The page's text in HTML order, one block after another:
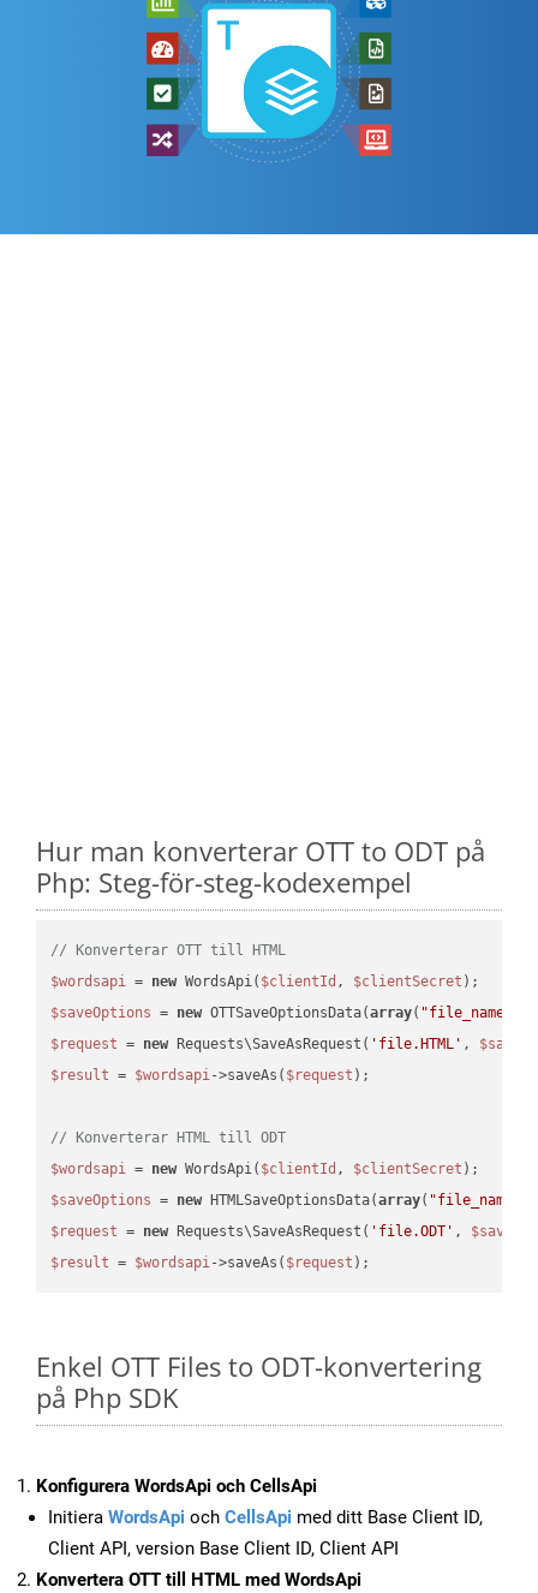
Hur man konverterar OTT to ODT på
Php: Steg-för-steg-kodexempel
// Konverterar OTT till HTML
$wordsapi = new WordsApi( $clientId , $clientSecret
$saveOptions = new OTTSaveOptionsData(array( "file_name"
$request = new Requests\SaveAsRequest( 'file.HTML' ,
$result = $wordsapi->saveAs( $request );
// Konverterar HTML till ODT
$wordsapi = new WordsApi( $clientId , $clientSecret
$saveOptions = new HTMLSaveOptionsData(array( "file_name"
$request = new Requests\SaveAsRequest( 'file.ODT' ,
$result = $wordsapi->saveAs( $request
Enkel OTT Files to ODT-konvertering
på Php SDK
Konfigurera WordsApi och CellsApi
Initiera WordsApi och CellsApi med ditt Base Client ID,
Client API, version Base Client ID, Client API
Konvertera OTT till HTML med WordsApi